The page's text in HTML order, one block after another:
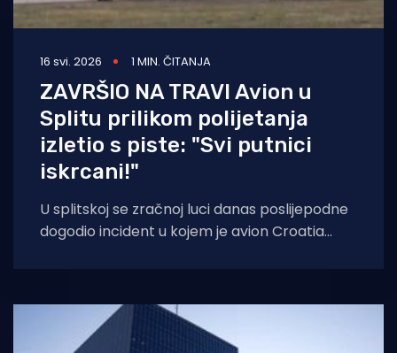
16 svi. 2026 1 MIN. ČITANJA
ZAVRŠIO NA TRAVI Avion u
Splitu prilikom polijetanja
izletio s piste: "Svi putnici
iskrcani!"
U splitskoj se zračnoj luci danas poslijepodne
dogodio incident u kojem je avion Croatia